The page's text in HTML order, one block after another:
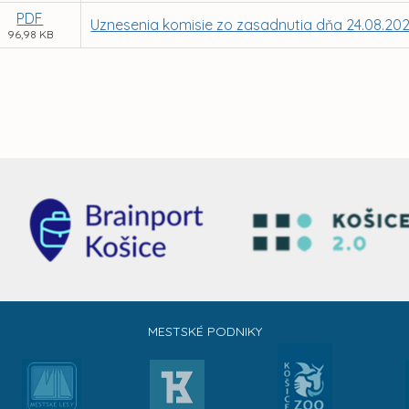
PDF
96,98 KB
Uznesenia komisie zo zasadnutia dňa
MESTSKÉ PODNIKY